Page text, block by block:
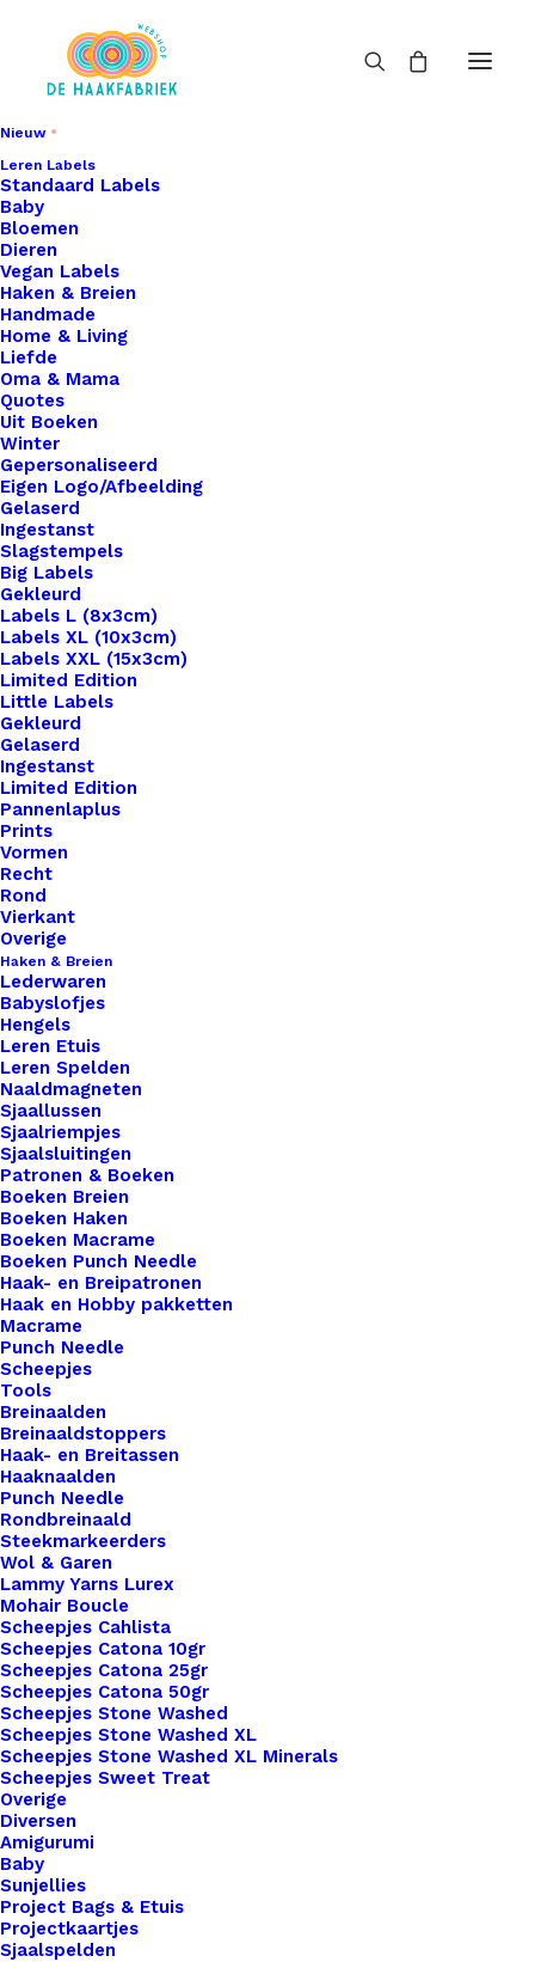
Nieuw
Leren Labels
Standaard Labels
Baby
Bloemen
Dieren
Vegan Labels
Haken & Breien
Handmade
Home & Living
Liefde
Oma & Mama
Quotes
Uit Boeken
Winter
Gepersonaliseerd
Eigen Logo/Afbeelding
Gelaserd
Ingestanst
Slagstempels
Big Labels
Gekleurd
Labels L (8x3cm)
Labels XL (10x3cm)
Labels XXL (15x3cm)
Limited Edition
Little Labels
Gekleurd
Gelaserd
Ingestanst
Limited Edition
Pannenlaplus
Prints
Vormen
Recht
Rond
Vierkant
Overige
Haken & Breien
Lederwaren
Babyslofjes
Hengels
Leren Etuis
Leren Spelden
Naaldmagneten
Sjaallussen
Sjaalriempjes
Sjaalsluitingen
Patronen & Boeken
Boeken Breien
Boeken Haken
Boeken Macrame
Boeken Punch Needle
Haak- en Breipatronen
Haak en Hobby pakketten
Macrame
Punch Needle
Scheepjes
Tools
Breinaalden
Breinaaldstoppers
Haak- en Breitassen
Haaknaalden
Punch Needle
Rondbreinaald
Steekmarkeerders
Wol & Garen
Lammy Yarns Lurex
Mohair Boucle
Scheepjes Cahlista
Scheepjes Catona 10gr
Scheepjes Catona 25gr
Scheepjes Catona 50gr
Scheepjes Stone Washed
Scheepjes Stone Washed XL
Scheepjes Stone Washed XL Minerals
Scheepjes Sweet Treat
Overige
Diversen
Amigurumi
Baby
Sunjellies
Project Bags & Etuis
Projectkaartjes
Sjaalspelden
Home
Schroef 5x12mm Voor Tas Hengsels Of Voor Leren
Labels Te Bevestigen.
Schroef 5x12mm Voor
Tas Hengsels Of Voor
Leren Labels Te
Bevestigen.
€0,45
Deze schroeven gebruik je om je hengsel aan je
tas te zetten(schroeven) of om onze leren labels
te bevestigen.
Schroef
5x12mm
Voor
Tas
Hengsels
Of
Voor
Leren
Labels
Te
Bevestigen.
aantal
Toevoegen aan winkelwagen
Toevoegen aan verlanglijst
Artikelnummer
Categorie
Binnen 1-3 werkdagen verzonden
Veilig betalen
Unieke en kwaliteitsproducten